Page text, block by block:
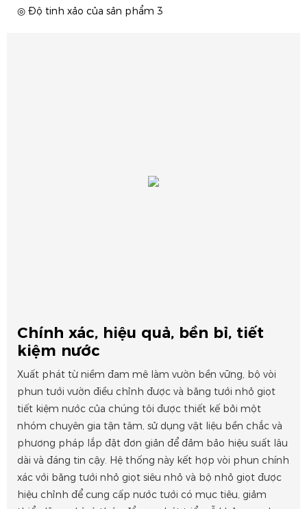
◎ Độ tinh xảo của sản phẩm 3
Chính xác, hiệu quả, bền bỉ, tiết
kiệm nước
Xuất phát từ niềm đam mê làm vườn bền vững, bộ vòi
phun tưới vườn điều chỉnh được và băng tưới nhỏ giọt
tiết kiệm nước của chúng tôi được thiết kế bởi một
nhóm chuyên gia tận tâm, sử dụng vật liệu bền chắc và
phương pháp lắp đặt đơn giản để đảm bảo hiệu suất lâu
dài và đáng tin cậy. Hệ thống này kết hợp vòi phun chính
xác với băng tưới nhỏ giọt siêu nhỏ và bộ nhỏ giọt được
hiệu chỉnh để cung cấp nước tưới có mục tiêu, giảm